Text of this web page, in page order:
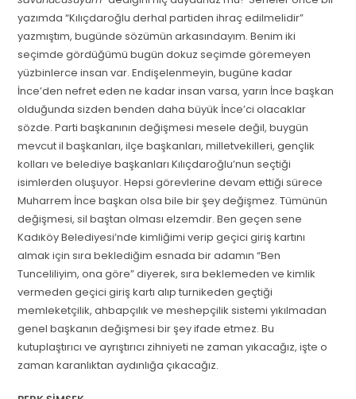
yazımda “Kılıçdaroğlu derhal partiden ihraç edilmelidir”
yazmıştım, bugünde sözümün arkasındayım. Benim iki
seçimde gördüğümü bugün dokuz seçimde göremeyen
yüzbinlerce insan var. Endişelenmeyin, bugüne kadar
İnce’den nefret eden ne kadar insan varsa, yarın İnce başkan
olduğunda sizden benden daha büyük İnce’ci olacaklar
sözde. Parti başkanının değişmesi mesele değil, buygün
mevcut il başkanları, ilçe başkanları, milletvekilleri, gençlik
kolları ve belediye başkanları Kılıçdaroğlu’nun seçtiği
isimlerden oluşuyor. Hepsi görevlerine devam ettiği sürece
Muharrem İnce başkan olsa bile bir şey değişmez. Tümünün
değişmesi, sil baştan olması elzemdir. Ben geçen sene
Kadıköy Belediyesi’nde kimliğimi verip geçici giriş kartını
almak için sıra beklediğim esnada bir adamın “Ben
Tunceliliyim, ona göre” diyerek, sıra beklemeden ve kimlik
vermeden geçici giriş kartı alıp turnikeden geçtiği
memleketçilik, ahbapçılık ve meshepçilik sistemi yıkılmadan
genel başkanın değişmesi bir şey ifade etmez. Bu
kutuplaştırıcı ve ayrıştırıcı zihniyeti ne zaman yıkacağız, işte o
zaman karanlıktan aydınlığa çıkacağız.